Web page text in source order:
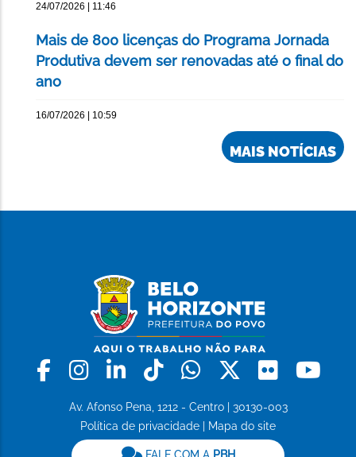
24/07/2026 | 11:46
Mais de 800 licenças do Programa Jornada
Produtiva devem ser renovadas até o final do
ano
16/07/2026 | 10:59
MAIS NOTÍCIAS
Facebook
Instagram
LinkedinTiktokWhatsapp
X Flickr
Av. Afonso Pena, 1212 - Centro | 30130-003
Política de privacidade
Mapa do site